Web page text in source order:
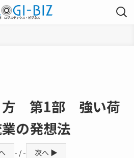
方 第1部 強い荷
の発想法
- / - 次へ ▶